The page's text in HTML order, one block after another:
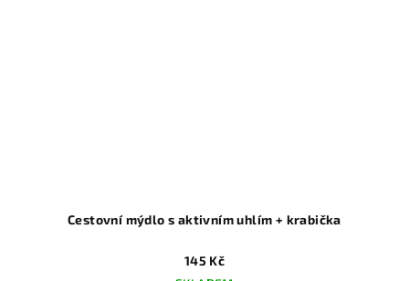
Cestovní mýdlo s aktivním uhlím + krabička
145 Kč